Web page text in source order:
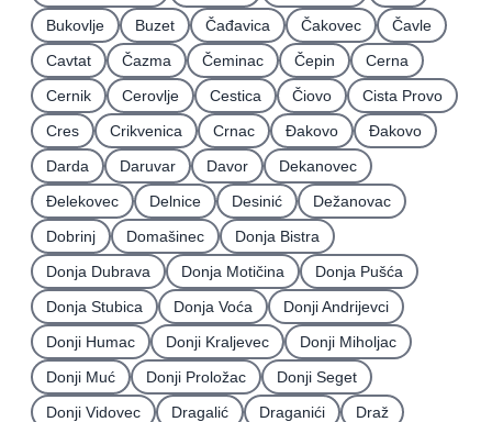
Bukovlje
Buzet Čađavica Čakovec
Čavle
Cavtat
Čazma Čeminac Čepin
Cerna
Cernik
Cerovlje Cestica Čiovo
Cista Provo
Cres
Crikvenica Crnac Đakovo
Ðakovo
Darda
Daruvar Davor
Dekanovec
Ðelekovec
Delnice Desinić
Dežanovac
Dobrinj
Domašinec
Donja Bistra
Donja Dubrava
Donja Motičina
Donja Pušća
Donja Stubica
Donja Voća
Donji Andrijevci
Donji Humac
Donji Kraljevec
Donji Miholjac
Donji Muć
Donji Proložac
Donji Seget
Donji Vidovec
Dragalić Draganići
Draž